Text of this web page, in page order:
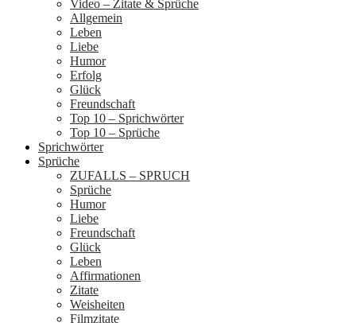
Video – Zitate & Sprüche
Allgemein
Leben
Liebe
Humor
Erfolg
Glück
Freundschaft
Top 10 – Sprichwörter
Top 10 – Sprüche
Sprichwörter
Sprüche
ZUFALLS – SPRUCH
Sprüche
Humor
Liebe
Freundschaft
Glück
Leben
Affirmationen
Zitate
Weisheiten
Filmzitate